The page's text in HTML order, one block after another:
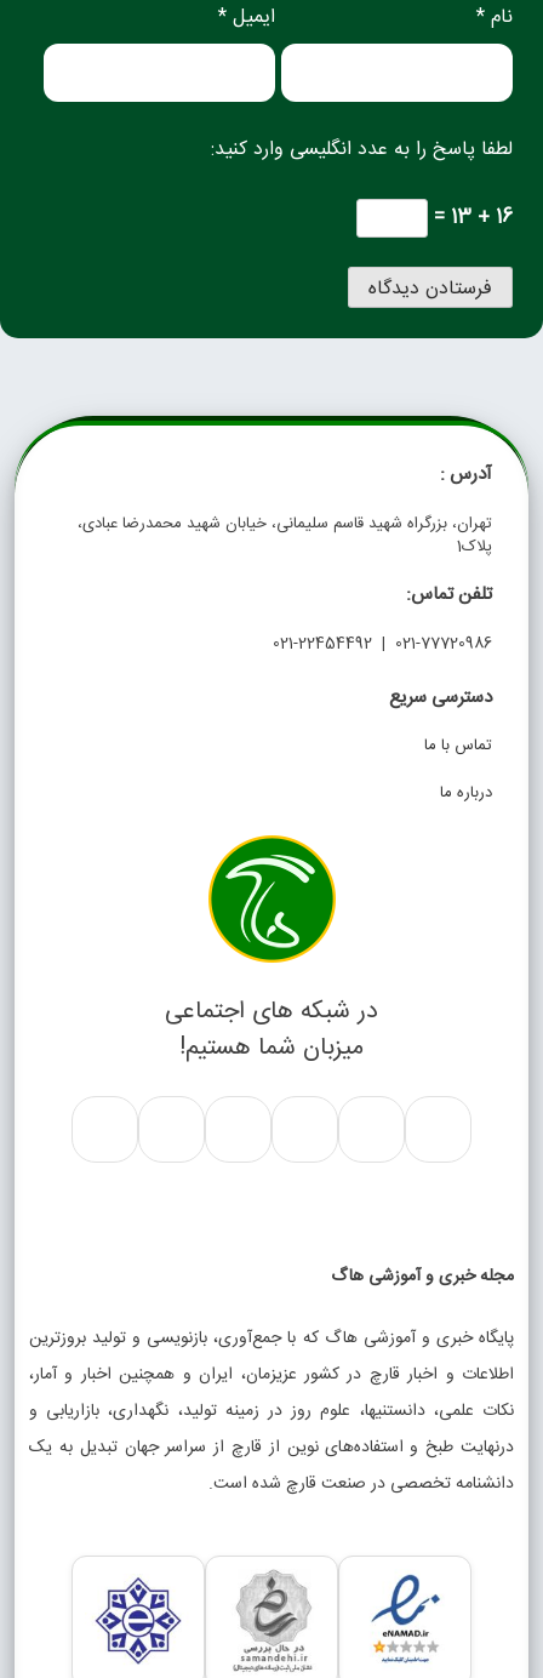
نام * ایمیل *
لطفا پاسخ را به عدد انگلیسی وارد کنید:
16 + 13 =
آدرس :
تهران، بزرگراه شهید قاسم سلیمانی، خیابان شهید محمدرضا عبادی،
پلاک1
تلفن تماس:
021-77720986 | 021-22454492
دسترسی سریع
تماس با ما
درباره ما
در شبکه های اجتماعی
میزبان شما هستیم!
مجله خبری و آموزشی هاگ
پایگاه خبری و آموزشی هاگ که با جمع‌آوری، بازنویسی و تولید بروزترین
اطلاعات و اخبار قارچ در کشور عزیزمان، ایران و همچنین اخبار و آمار،
نکات علمی، دانستنیها، علوم روز در زمینه تولید، نگهداری، بازاریابی و
درنهایت طبخ و استفاده‌های نوین از قارچ از سراسر جهان تبدیل به یک
دانشنامه تخصصی در صنعت قارچ شده است.